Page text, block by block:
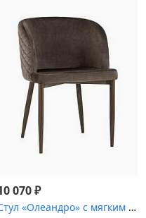
070₽
Стул «Олеандро» с мягким сиденьем [(ножки стальные)]